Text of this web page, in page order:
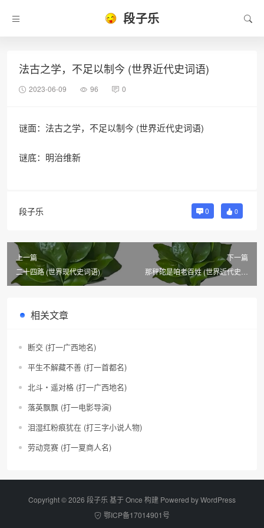
段子乐
法古之学，不足以制今 (世界近代史词语)
2023-06-09 96 0
谜面：法古之学，不足以制今 (世界近代史词语)
谜底：明治维新
段子乐 0 0
上一篇
二十四路 (世界现代史词语)
下一篇
那秤砣是咱老百姓 (世界近代史词
相关文章
断交 (打一广西地名)
平生不解藏不善 (打一首都名)
北斗・遥对格 (打一广西地名)
落英飘飘 (打一电影导演)
泪湿红粉痕犹在 (打三字小说人物)
劳动竞赛 (打一夏商人名)
Copyright © 2026 段子乐 基于 Once 构建 Powered byWordPress
鄂ICP备17014901号